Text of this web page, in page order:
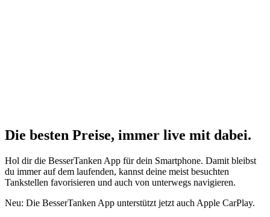
Die besten Preise, immer live mit dabei.
Hol dir die BesserTanken App für dein Smartphone. Damit bleibst
du immer auf dem laufenden, kannst deine meist besuchten
Tankstellen favorisieren und auch von unterwegs navigieren.
Neu: Die BesserTanken App unterstützt jetzt auch Apple CarPlay.